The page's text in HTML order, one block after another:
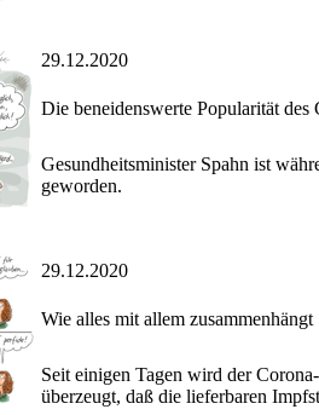
29.12.2020
Die beneidenswerte Popularität des
Gesundheitsminister Spahn ist
geworden.
29.12.2020
Wie alles mit allem zusammenhängt
Seit einigen Tagen wird der
überzeugt, daß die lieferbaren